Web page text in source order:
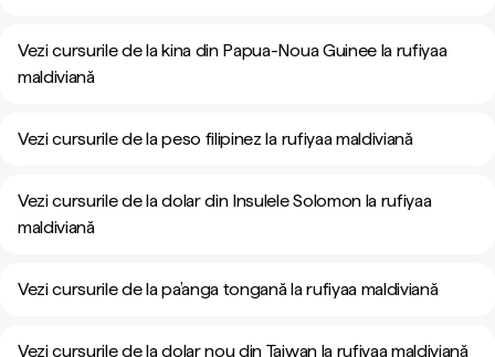
Vezi cursurile de la kina din Papua-Noua Guinee la rufiyaa
maldiviană
Vezi cursurile de la peso filipinez la rufiyaa maldiviană
Vezi cursurile de la dolar din Insulele Solomon la rufiyaa
maldiviană
Vezi cursurile de la pa’anga tongană la rufiyaa maldiviană
Vezi cursurile de la dolar nou din Taiwan la rufiyaa maldiviană